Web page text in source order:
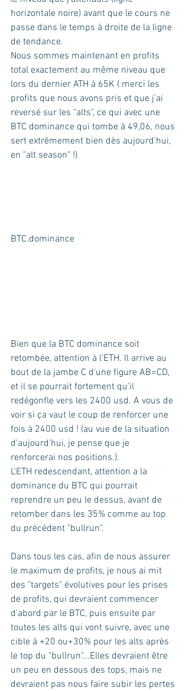
horizontale noire) avant que le cours ne
passe dans le temps à droite de la ligne
de tendance.
Nous sommes maintenant en profits
total exactement au même niveau que
lors du dernier ATH à 65K ( merci les
profits que nous avons pris et que j'ai
reversé sur les "alts", ce qui avec une
BTC dominance qui tombe à 49,06, nous
sert extrêmement bien dès aujourd'hui,
en "alt season" !)
BTC.dominance
Bien que la BTC dominance soit
retombée, attention à l'ETH. Il arrive au
bout de la jambe C d'une figure AB=CD,
et il se pourrait fortement qu'il
redégonfle vers les 2400 usd. A vous de
voir si ça vaut le coup de renforcer une
fois à 2400 usd ! (au vue de la situation
d'aujourd'hui, je pense que je
renforcerai nos positions.).
L'ETH redescendant, attention a la
dominance du BTC qui pourrait
reprendre un peu le dessus, avant de
retomber dans les 35% comme au top
du précédent "bullrun".
Dans tous les cas, afin de nous assurer
le maximum de profits, je nous ai mit
des "targets" évolutives pour les prises
de profits, qui devraient commencer
d'abord par le BTC, puis ensuite par
toutes les alts qui vont suivre, avec une
cible à +20 ou+30% pour les alts après
le top du "bullrun"...Elles devraient être
un peu en dessous des tops, mais ne
devraient pas nous faire subir les pertes